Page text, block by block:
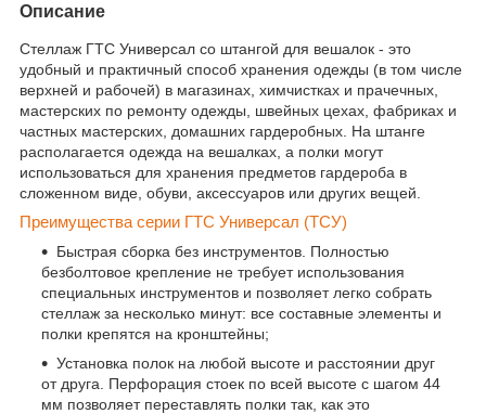
Описание
Стеллаж ГТС Универсал со штангой для вешалок - это
удобный и практичный способ хранения одежды (в том числе
верхней и рабочей) в магазинах, химчистках и прачечных,
мастерских по ремонту одежды, швейных цехах, фабриках и
частных мастерских, домашних гардеробных. На штанге
располагается одежда на вешалках, а полки могут
использоваться для хранения предметов гардероба в
сложенном виде, обуви, аксессуаров или других вещей.
Преимущества серии ГТС Универсал (ТСУ)
Быстрая сборка без инструментов. Полностью
безболтовое крепление не требует использования
специальных инструментов и позволяет легко собрать
стеллаж за несколько минут: все составные элементы и
полки крепятся на кронштейны;
Установка полок на любой высоте и расстоянии друг
от друга. Перфорация стоек по всей высоте с шагом 44
мм позволяет переставлять полки так, как это